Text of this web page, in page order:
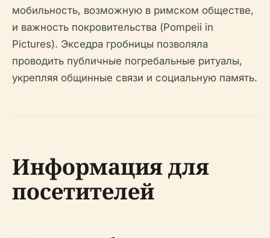
мобильность, возможную в римском обществе,
и важность покровительства (Pompeii in
Pictures). Экседра гробницы позволяла
проводить публичные погребальные ритуалы,
укрепляя общинные связи и социальную память.
Информация для
посетителей